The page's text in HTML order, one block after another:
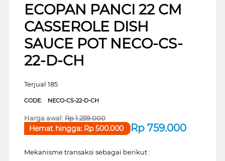
ECOPAN PANCI 22 CM
CASSEROLE DISH
SAUCE POT NECO-CS-
22-D-CH
Terjual 185
CODE: NECO-CS-22-D-CH
Harga awal:Rp1.259.000
Rp 759.000
Hemat hingga: Rp500.000
Mekanisme transaksi sebagai berikut :